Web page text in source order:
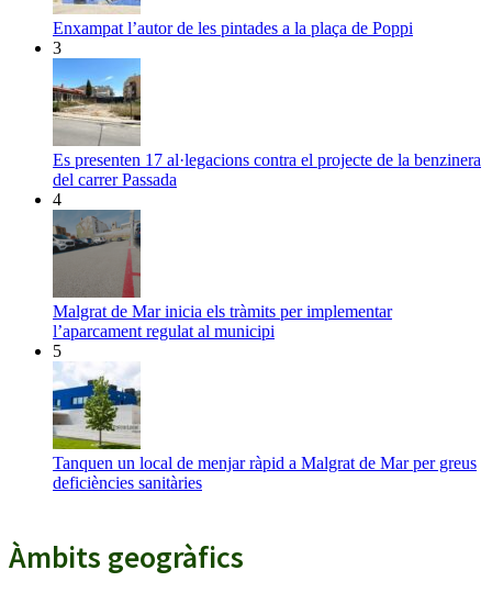
Enxampat l’autor de les pintades a la plaça de Poppi
3
Es presenten 17 al·legacions contra el projecte de la benzinera
del carrer Passada
4
Malgrat de Mar inicia els tràmits per implementar
l’aparcament regulat al municipi
5
Tanquen un local de menjar ràpid a Malgrat de Mar per greus
deficiències sanitàries
Àmbits geogràfics